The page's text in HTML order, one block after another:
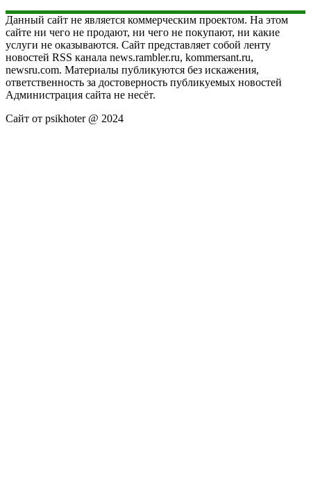
Данный сайт не является коммерческим проектом. На этом
сайте ни чего не продают, ни чего не покупают, ни какие
услуги не оказываются. Сайт представляет собой ленту
новостей RSS канала news.rambler.ru, kommersant.ru,
newsru.com. Материалы публикуются без искажения,
ответственность за достоверность публикуемых новостей
Администрация сайта не несёт.
Сайт от psikhoter @ 2024